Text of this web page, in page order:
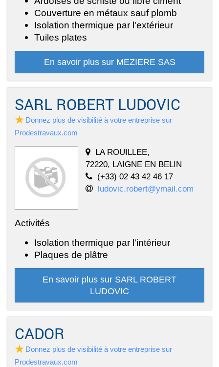
Couverture en métaux sauf plomb
Isolation thermique par l'extérieur
Tuiles plates
En savoir plus sur MEZIERE SAS
SARL ROBERT LUDOVIC
Donnez plus de visibilité à votre entreprise sur
Prodestravaux.com
LA ROUILLEE,
72220, LAIGNE EN BELIN
(+33) 02 43 42 46 17
ludovic.robert@ymail.com
Activités
Isolation thermique par l'intérieur
Plaques de plâtre
En savoir plus sur SARL ROBERT
LUDOVIC
CADOR
Donnez plus de visibilité à votre entreprise sur
Prodestravaux.com